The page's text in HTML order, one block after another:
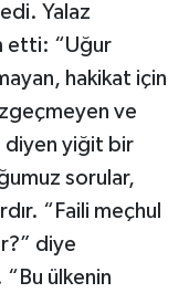
Yalaz
etti: “Uğur
hakikat için
ve
diyen yiğit bir
sorular,
“Faili meçhul
diye
ülkenin